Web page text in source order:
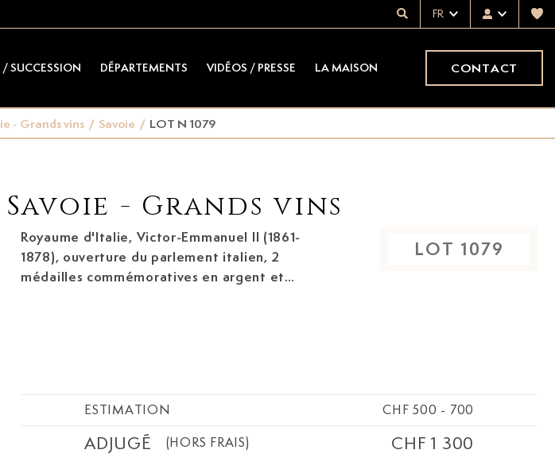
FR
SUCCESSION DÉPARTEMENTS VIDÉOS / PRESSE LA MAISON CONTACT
- Grands vins / Savoie / LOT N 1079
- Grands vins
Royaume d'Italie, Victor-Emmanuel II (1861-
1878), ouverture du parlement italien, 2
médailles commémoratives en argent et
LOT 1079
ESTIMATION CHF 500 - 700
ADJUGÉ (HORS FRAIS) CHF 1 300